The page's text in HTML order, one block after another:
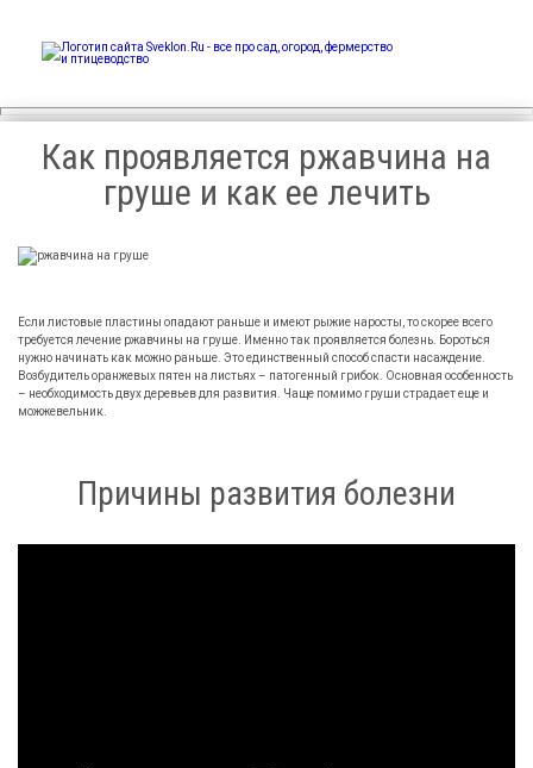
огород, фермерство и
птицеводство
Как проявляется ржавчина на
груше и как ее лечить
Если листовые пластины опадают раньше и имеют рыжие наросты, то скорее всего
требуется лечение ржавчины на груше. Именно так проявляется болезнь. Бороться
нужно начинать как можно раньше. Это единственный способ спасти насаждение.
Возбудитель оранжевых пятен на листьях – патогенный грибок. Основная особенность
– необходимость двух деревьев для развития. Чаще помимо груши страдает еще и
можжевельник.
Причины развития болезни